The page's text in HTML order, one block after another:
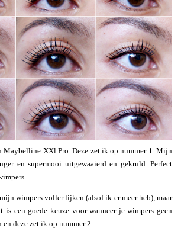
Maybelline XXl Pro. Deze zet ik op nummer 1. Mijn
en supermooi uitgewaaierd en gekruld. Perfect
wimpers voller lijken (alsof ik er meer heb), maar
een goede keuze voor wanneer je wimpers geen
deze zet ik op nummer 2.